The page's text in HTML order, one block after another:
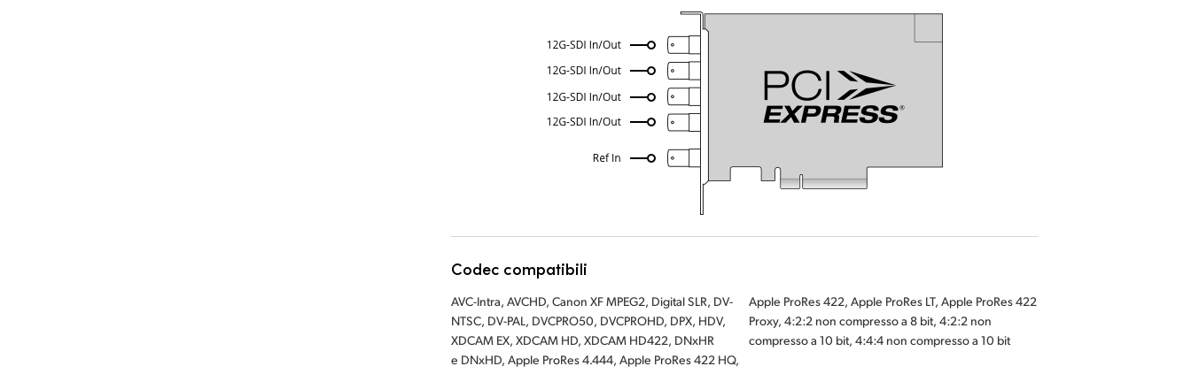
Codec compatibili
AVC-Intra, AVCHD, Canon XF MPEG2, Digital SLR, DV-
NTSC, DV-PAL, DVCPRO50, DVCPROHD, DPX, HDV,
XDCAM EX, XDCAM HD, XDCAM HD422, DNxHR
e DNxHD, Apple ProRes 4.444, Apple ProRes 422 HQ,
Apple ProRes 422, Apple ProRes LT, Apple ProRes 422
Proxy, 4:2:2 non compresso a 8 bit, 4:2:2 non
compresso a 10 bit, 4:4:4 non compresso a 10 bit